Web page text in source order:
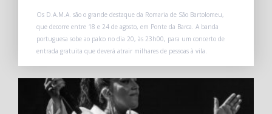
Os D.A.M.A. são o grande destaque da Romaria de São Bartolomeu,
que decorre entre 18 e 24 de agosto, em Ponte da Barca. A banda
portuguesa sobe ao palco no dia 20, às 23h00, para um concerto de
entrada gratuita que deverá atrair milhares de pessoas à vila.